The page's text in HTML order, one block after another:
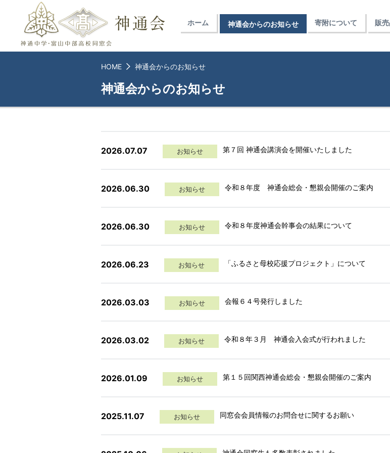
ホーム 神通会からのお知らせ 寄附について 販
HOME 神通会からのお知らせ
神通会からのお知らせ
2026.07.07 お知らせ 第７回 神通会講演会を開催いたしました
2026.06.30 お知らせ 令和８年度 神通会総会・懇親会開催のご案内
2026.06.30 お知らせ 令和８年度神通会幹事会の結果について
2026.06.23 お知らせ 「ふるさと母校応援プロジェクト」について
2026.03.03 お知らせ 会報６４号発行しました
2026.03.02 お知らせ 令和８年３月 神通会入会式が行われました
2026.01.09 お知らせ 第１５回関西神通会総会・懇親会開催のご案内
2025.11.07 お知らせ 同窓会会員情報のお問合せに関するお願い